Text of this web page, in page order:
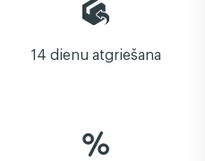
14 dienu atgriešana